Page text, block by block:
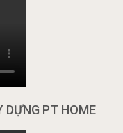
DỰNG PT HOME